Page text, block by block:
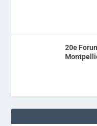
20e